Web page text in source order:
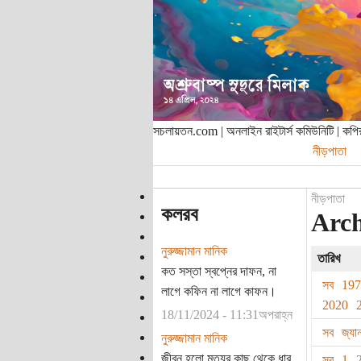
সচলায়তন.com | অনলাইন রাইটার্স কমিউনিটি |
নীড়পাতা
কলরব
নুরুজ্জামান মানিক
কত সস্তা স্বপ্নের দাফন, না
লাগে কফিন না লাগে কাফন।
18/11/2024 - 11:31অপরাহ্ন
নুরুজ্জামান মানিক
জীবন হলো মৃত্যুর কাছ থেকে ধার
নীড়পাতা
তারিখ
সব
2020
সব